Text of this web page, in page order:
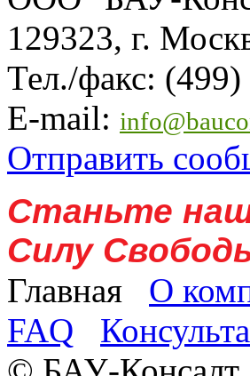
129323, г.
Тел./факс:
E-mail:
Отправить
Станьте
Силу
Главная
О
FAQ